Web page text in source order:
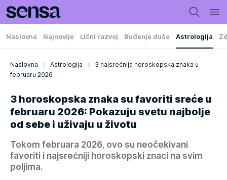
Naslovna Najnovije Lični razvoj Buđenje duše Astrologija
Naslovna Astrologija
3 najsrećnija horoskopska znaka u
februaru 2026
3 horoskopska znaka su favoriti sreće u
februaru 2026: Pokazuju svetu najbolje
od sebe i uživaju u životu
Tokom februara 2026, ovo su neočekivani
favoriti i najsrećniji horoskopski znaci na svim
poljima.